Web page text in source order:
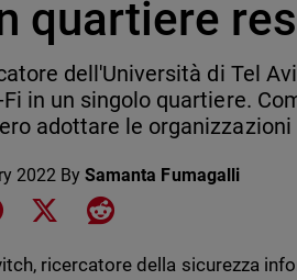
quartiere
dell'Università di Tel
Fi in un singolo quartiere.
adottare le
2022 BySamanta Fumagalli
on LinkedIn
Share on Facebook
Share on XShare on Reddit
ricercatore della sicurezza